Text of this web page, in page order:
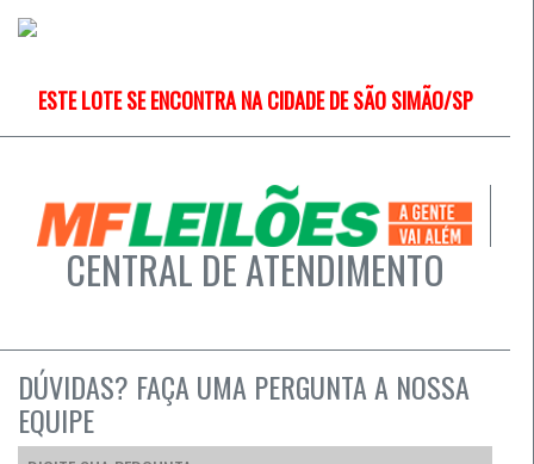
ESTE LOTE SE ENCONTRA NA CIDADE DE SÃO SIMÃO/SP
CENTRAL DE ATENDIMENTO
DÚVIDAS? FAÇA UMA PERGUNTA A NOSSA
EQUIPE